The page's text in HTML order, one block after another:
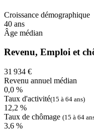
Croissance démographique
40 ans
Âge médian
Revenu, Emploi et
31 934 €
Revenu annuel médian
0,0 %
Taux d'activité(15 à 64 ans)
12,2 %
Taux de chômage (15 à 64
3,6 %